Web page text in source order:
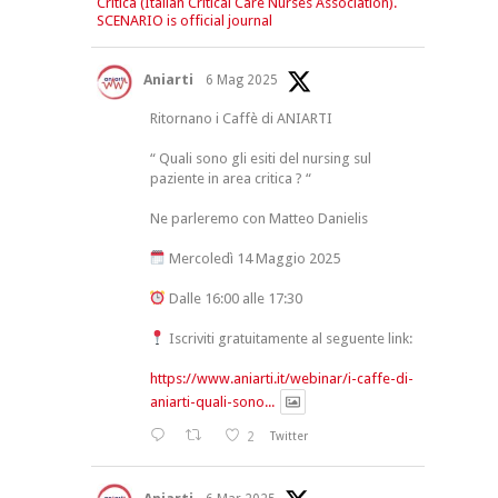
SCENARIO is official journal
Aniarti 6 Mag 2025
Ritornano i Caffè di ANIARTI
“ Quali sono gli esiti del nursing sul
paziente in area critica ? “
Ne parleremo con Matteo Danielis
Mercoledì 14 Maggio 2025
Dalle 16:00 alle 17:30
Iscriviti gratuitamente al seguente link:
https://www.aniarti.it/webinar/i-caffe-di-
aniarti-quali-sono...
2 Twitter